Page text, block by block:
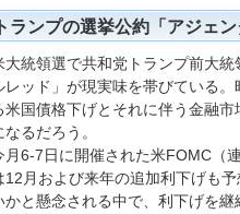
ランプの選挙公約「アジェ
大統領選で共和党トランプ前大
レッド」が現実味を帯びている
米国債格下げとそれに伴う金融
なるだろう。
月6-7日に開催された米FOMC（
12月および来年の追加利下げも
かと懸念される中で、利下げを